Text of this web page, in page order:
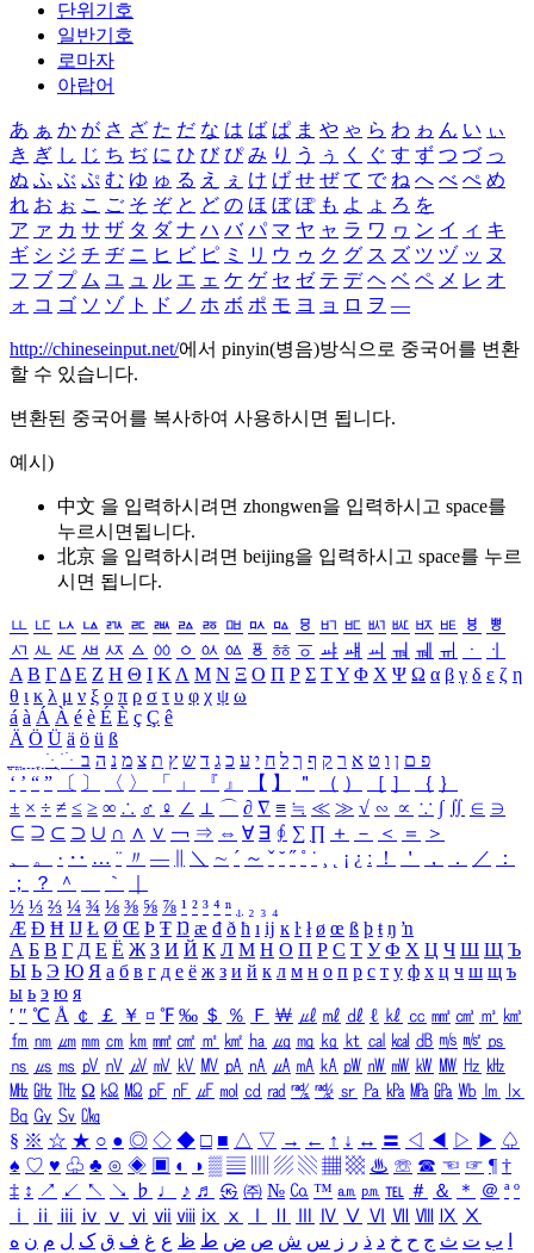
단위기호
일반기호
로마자
아랍어
あ ぁ か が さ ざ た だ な は ば ぱ ま や ゃ ら わ ゎ ん い ぃ
き ぎ し じ ち ぢ に ひ び ぴ み り う ぅ く ぐ す ず つ づ っ
ぬ ふ ぶ ぷ む ゆ ゅ る え ぇ け げ せ ぜ て で ね へ べ ぺ め
れ お ぉ こ ご そ ぞ と ど の ほ ぼ ぽ も よ ょ ろ を
ア ァ カ サ ザ タ ダ ナ ハ バ パ マ ヤ ャ ラ ワ ヮ ン イ ィ キ
ギ シ ジ チ ヂ ニ ヒ ビ ピ ミ リ ウ ゥ ク グ ス ズ ツ ヅ ッ ヌ
フ ブ プ ム ユ ュ ル エ ェ ケ ゲ セ ゼ テ デ ヘ ベ ペ メ レ オ
ォ コ ゴ ソ ゾ ト ド ノ ホ ボ ポ モ ヨ ョ ロ ヲ ―
http://chineseinput.net/에서 pinyin(병음)방식으로 중국어를 변환
할 수 있습니다.
변환된 중국어를 복사하여 사용하시면 됩니다.
예시)
中文 을 입력하시려면 zhongwen을 입력하시고 space를
누르시면됩니다.
北京 을 입력하시려면 beijing을 입력하시고 space를 누르
시면 됩니다.
ㅥ ㅦ ㅧ ㅨ ㅩ ㅪ ㅫ ㅬ ㅭ ㅮ ㅯ ㅰ ㅱ ㅲ ㅳ ㅴ ㅵ ㅶ ㅷ ㅸ
ㅹ
ㅺ ㅻ ㅼ ㅽ ㅾ ㅿ ㆀ ㆁ ㆂ ㆃ ㆄ ㆅ ㆆ ㆇ ㆈ ㆉ ㆊ ㆋ ㆌ ㆍ
ㆎ
Α Β ΓΔ Ε Ζ Η Θ Ι ΚΛ Μ Ν Ξ Ο Π Ρ Σ ΤΥ Φ Χ Ψ Ω α β γ δ ε ζ η
θ ι κ λ μ ν ξ ο π ρ σ τ υ φ χ ψ ω
á à Á À é è É È ç Ç ê
Ä Ö Ü ä ö ü ß
ִֶֹ ֻּ ׁׂ פ ם ן ו ט א ר ק ף ך ל ח י ע כ ג ד ש ץ ת צ מ נ ה ב
‘ ’ “ ” 〔 〕 〈 〉 「 」 『 』 【 】 ＂ （ ） ［ ］ ｛ ｝
± × ÷ ≠ ≤ ≥ ∞ ∴ ♂ ♀ ∠ ⊥ ⌒ ∂ ∇ ≡ ≒ ≪ ≫ √ ∽ ∝ ∵ ∫ ∬ ∈ ∋
⊆ ⊇ ⊂ ⊃ ∪ ∩ ∧ ∨ ￢ ⇒ ⇔ ∀ ∃ ∮ ∑ ∏ ＋ － ＜ ＝
＞
、
。 · ‥ … ¨ 〃 ― ＼ ∼ ´ ～ ˇ ˘ ˝ ˚ ˙ ¸ ¡ ¿ ː ！ ＇ ， ． ／
：
；
？ ＾ ｀
½ ⅓ ⅔ ¼ ¾ ⅛ ⅜ ⅝ ⅞ ¹ ² ³ ⁴ ⁿ ₁ ₂ ₃ ₄
Æ Ð Ħ Ĳ Ł Ø Œ Þ Ŧ Ŋ æ đ ð ħ ı ĳ ĸ ŀ ł ø œ ß þ ŧ ŋ ŉ
А Б В Г Д Е Ё Ж З И Й К Л М Н О П Р С Т У Ф Х Ц Ч Ш Щ Ъ
Ы Ь Э Ю Я а б в г д е ё ж з и й к л м н о п р с т у ф х ц ч ш щ ъ
ы ь э ю я
′ ″ ℃ Å ￠ ￡ ￥ ¤ ℉ ‰ ＄ ％ Ｆ ￦ ㎕ ㎖ ㎗ ℓ ㎘ ㏄ ㎣ ㎤ ㎥ ㎦
㎙ ㎚ ㎛ ㎜ ㎝ ㎞ ㎟ ㎠ ㎡ ㎢ ㏊ ㎍ ㎎ ㎏ ㏏ ㎈ ㎉ ㏈ ㎧ ㎨ ㎰
㎱ ㎲ ㎳ ㎴ ㎵ ㎶ ㎷ ㎸ ㎹ ㎀ ㎁ ㎂ ㎃ ㎄ ㎺ ㎻ ㎽ ㎾ ㎿ ㎐ ㎑
㎒ ㎓ ㎔ Ω ㏀ ㏁ ㎊ ㎋ ㎌ ㏖ ㏅ ㎭ ㎮ ㎯ ㏛ ㎩ ㎪ ㎫ ㎬ ㏝ ㏐
㏓
㏃ ㏉ ㏜ ㏆
§ ※ ☆ ★ ○ ● ◎ ◇ ◆ □ ■ △ ▽ → ← ↑ ↓ ↔ 〓 ◁ ◀ ▷ ▶ ♤
♠ ♡ ♥ ♧ ♣ ⊙ ◈ ▣ ◐ ◑ ▒ ▤ ▨ ▧ ▦ ▩ ♨ ☏ ☎ ☜ ☞ ¶ †
‡ ↕ ↗ ↙ ↖ ↘ ♭ ♩ ♪ ♬ ㉿ ㈜ № ㏇ ™ ㏂ ㏘ ℡ ＃ ＆ ＊ ＠ ª º
ⅰ
ⅱ ⅲ ⅳ ⅴ ⅵ ⅶ ⅷ ⅸ ⅹ Ⅳ Ⅴ Ⅵ Ⅶ Ⅷ Ⅸ Ⅹ
ب ت ث ج ح خ د ذ ر ز س ش ص ض ط ظ ع غ ف ق ک ل م ن ه